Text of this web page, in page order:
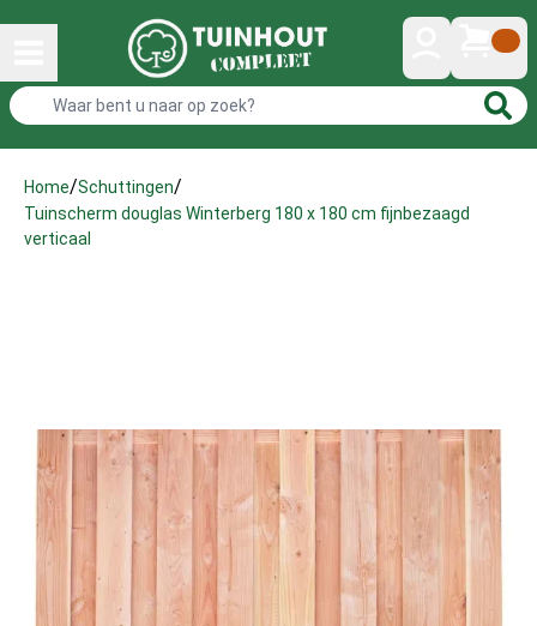
Home/Schuttingen/
Tuinscherm douglas Winterberg 180 x 180 cm fijnbezaagd
verticaal